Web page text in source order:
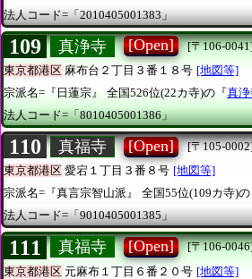
法人コード=「2010405001383」
109 真浄寺 [Open]
[〒106-
東京都港区 麻布台２丁目３番１８号 [地図等]
宗派名=『日蓮宗』
全国526位(22カ寺)の『真
法人コード=「8010405001386」
110 真福寺 [Open]
[〒105-
東京都港区 愛宕１丁目３番８号 [地図等]
宗派名=『真言宗智山派』
全国55位(109カ寺)の
法人コード=「9010405001385」
111 真福寺 [Open]
[〒106-
東京都港区 元麻布１丁目６番２０号 [地図等]